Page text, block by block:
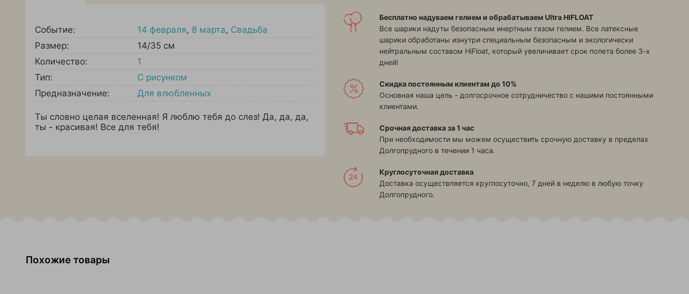
Событие: 14 февраля, 8 марта, Свадьба
Размер:
14/35 см
Количество:
1
Тип:
С рисунком
Предназначение:
Для влюбленных
Ты словно целая вселенная! Я люблю тебя до слез! Да, да, да,
ты - красивая! Все для тебя!
Бесплатно надуваем гелием и обрабатываем Ultra HIFLOAT
Все шарики надуты безопасным инертным газом гелием. Все латексные
шарики обработаны изнутри специальным безопасным и экологически
нейтральным составом HiFloat, который увеличивает срок полета более 3-х
дней!
Скидка постоянным клиентам до 10%
Основная наша цель - долгосрочное сотрудничество с нашими постоянными
клиентами.
Срочная доставка за 1 час
При необходимости мы можем осуществить срочную доставку в пределах
Долгопрудного в течении 1 часа.
Круглосуточная доставка
Доставка осуществляется круглосуточно, 7 дней в неделю в любую точку
Долгопрудного.
Похожие товары